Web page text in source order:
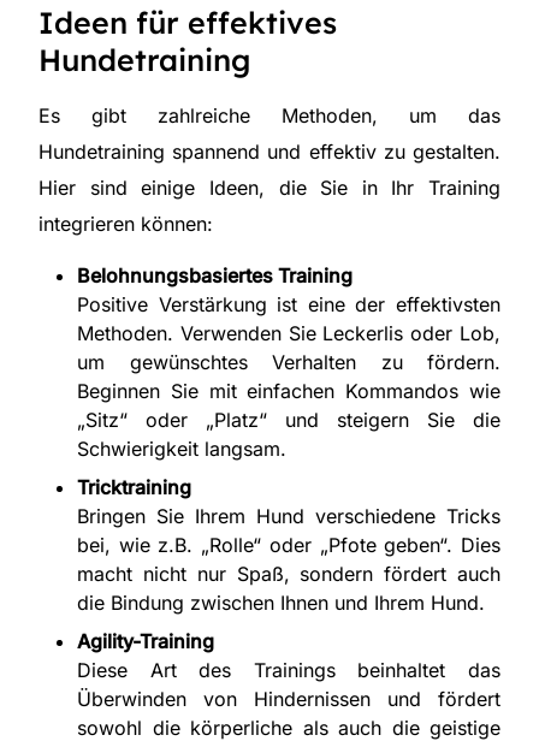
Ideen für effektives
Hundetraining
Es gibt zahlreiche Methoden, um das
Hundetraining spannend und effektiv zu gestalten.
Hier sind einige Ideen, die Sie in Ihr Training
integrieren können:
Belohnungsbasiertes Training
Positive Verstärkung ist eine der effektivsten
Methoden. Verwenden Sie Leckerlis oder Lob,
um gewünschtes Verhalten zu fördern.
Beginnen Sie mit einfachen Kommandos wie
„Sitz“ oder „Platz“ und steigern Sie die
Schwierigkeit langsam.
Tricktraining
Bringen Sie Ihrem Hund verschiedene Tricks
bei, wie z.B. „Rolle“ oder „Pfote geben“. Dies
macht nicht nur Spaß, sondern fördert auch
die Bindung zwischen Ihnen und Ihrem Hund.
Agility-Training
Diese Art des Trainings beinhaltet das
Überwinden von Hindernissen und fördert
sowohl die körperliche als auch die geistige